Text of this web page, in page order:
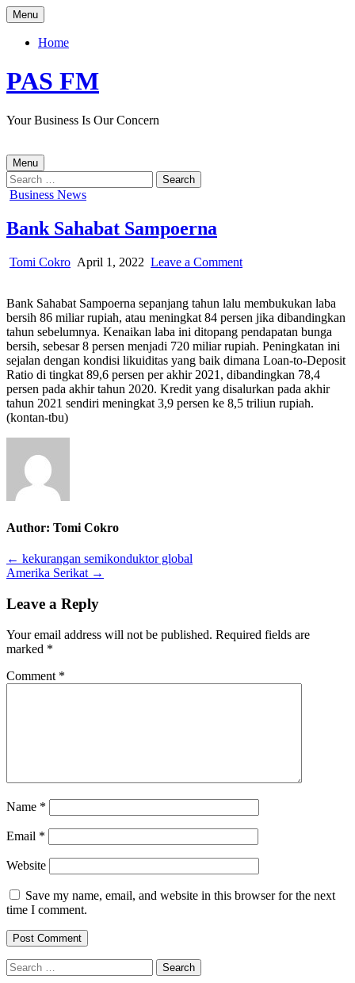
Skip
to
content
Menu
Home
PAS FM
Your Business Is Our Concern
Menu
Search
for:
Posted
Business News
Bank Sahabat Sampoerna
Author:
Tomi Cokro Published
April 1, 2022 Leave a Commenton
Sampoerna
Bank Sahabat Sampoerna sepanjang tahun lalu membukukan laba
bersih 86 miliar rupiah, atau meningkat 84 persen jika dibandingkan
tahun sebelumnya. Kenaikan laba ini ditopang pendapatan bunga
bersih, sebesar 8 persen menjadi 720 miliar rupiah. Peningkatan ini
sejalan dengan kondisi likuiditas yang baik dimana Loan-to-Deposit
Ratio di tingkat 89,6 persen per akhir 2021, dibandingkan 78,4
persen pada akhir tahun 2020. Kredit yang disalurkan pada akhir
tahun 2021 sendiri meningkat 3,9 persen ke 8,5 triliun rupiah.
(kontan-tbu)
Author: Tomi Cokro
Post
navigation
← kekurangan semikonduktor global
Amerika Serikat →
Leave a Reply
Your email address will not be published. Required fields are
marked *
Comment *
Name *
Email *
Website
Save my name, email, and website in this browser for the next
time I comment.
Search
for: